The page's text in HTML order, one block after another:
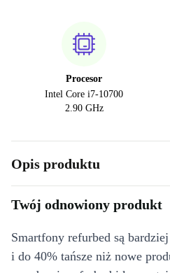
Procesor
Intel Core i7-10700
2.90 GHz
Opis produktu
Twój odnowiony produkt
Smartfony refurbed są
i do 40% tańsze niż nowe